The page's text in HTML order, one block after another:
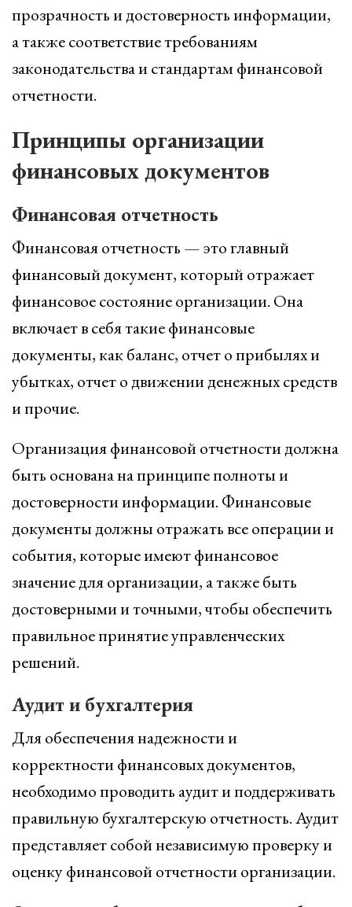
прозрачность и достоверность информации,
а также соответствие требованиям
законодательства и стандартам финансовой
отчетности.
Принципы организации
финансовых документов
Финансовая отчетность
Финансовая отчетность — это главный
финансовый документ, который отражает
финансовое состояние организации. Она
включает в себя такие финансовые
документы, как баланс, отчет о прибылях и
убытках, отчет о движении денежных средств
и прочие.
Организация финансовой отчетности должна
быть основана на принципе полноты и
достоверности информации. Финансовые
документы должны отражать все операции и
события, которые имеют финансовое
значение для организации, а также быть
достоверными и точными, чтобы обеспечить
правильное принятие управленческих
решений.
Аудит и бухгалтерия
Для обеспечения надежности и
корректности финансовых документов,
необходимо проводить аудит и поддерживать
правильную бухгалтерскую отчетность. Аудит
представляет собой независимую проверку и
оценку финансовой отчетности организации.